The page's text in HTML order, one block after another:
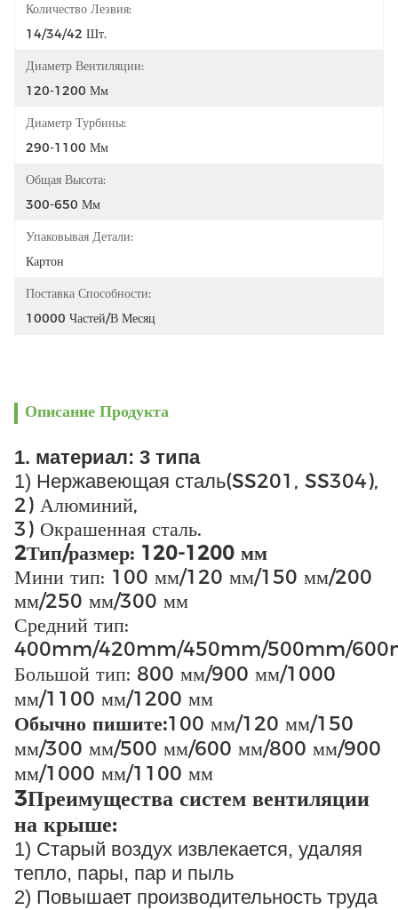
Количество Лезвия:
14/34/42 Шт.
Диаметр Вентиляции:
120-1200 Мм
Диаметр Турбины:
290-1100 Мм
Общая Высота:
300-650 Мм
Упаковывая Детали:
Картон
Поставка Способности:
10000 Частей/в Месяц
Описание Продукта
1. материал: 3 типа
1) Нержавеющая сталь(SS201, SS304),
2) Алюминий,
3) Окрашенная сталь.
2Тип/размер: 120-1200 мм
Мини тип: 100 мм/120 мм/150 мм/200
мм/250 мм/300 мм
Средний тип:
400mm/420mm/450mm/500mm/
Большой тип: 800 мм/900 мм/1000
мм/1100 мм/1200 мм
Обычно пишите:100 мм/120 мм/150
мм/300 мм/500 мм/600 мм/800 мм/900
мм/1000 мм/1100 мм
3Преимущества систем вентиляции
на крыше:
1) Старый воздух извлекается, удаляя
тепло, пары, пар и пыль
2) Повышает производительность труда